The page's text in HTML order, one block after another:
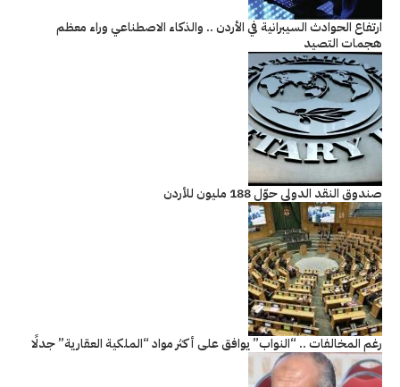
ارتفاع الحوادث السيبرانية في الأردن .. والذكاء الاصطناعي وراء معظم
هجمات التصيد
صندوق النقد الدولي حوّل 188 مليون للأردن
رغم المخالفات .. “النواب” يوافق على أكثر مواد “الملكية العقارية” جدلًا